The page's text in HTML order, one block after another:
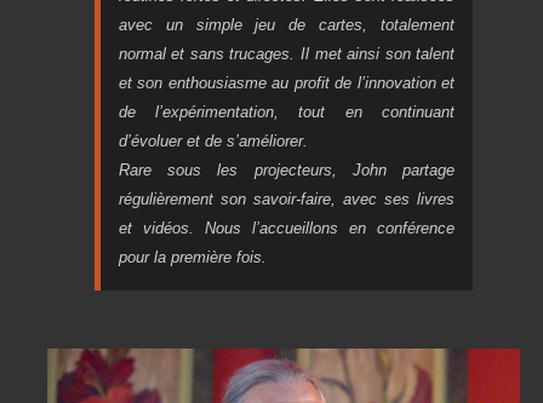
avec un simple jeu de cartes, totalement
normal et sans trucages. Il met ainsi son talent
et son enthousiasme au profit de l’innovation et
de l’expérimentation, tout en continuant
d’évoluer et de s’améliorer.
Rare sous les projecteurs, John partage
régulièrement son savoir-faire, avec ses livres
et vidéos. Nous l’accueillons en conférence
pour la première fois.